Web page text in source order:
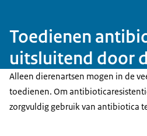
Toedienen
uitsluitend door
Alleen dierenartsen mogen in de
toedienen. Om
zorgvuldig gebruik van antibiotica